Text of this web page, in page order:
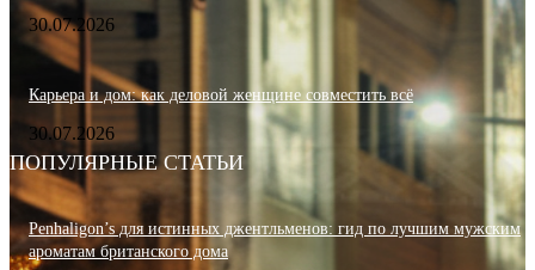
30.07.2026
Карьера и дом: как деловой женщине совместить всё
30.07.2026
ПОПУЛЯРНЫЕ СТАТЬИ
Penhaligon’s для истинных джентльменов: гид по лучшим мужским
ароматам британского дома